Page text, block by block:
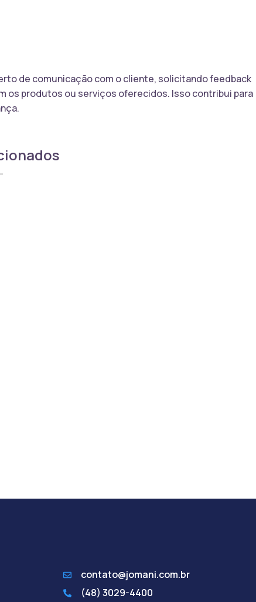
de comunicação com o cliente, solicitando feedback
os produtos ou serviços oferecidos. Isso contribui para
contato@jomani.com.br
(48) 3029-4400